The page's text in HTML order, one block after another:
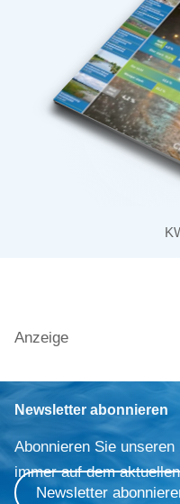
Anzeige
Newsletter abonnieren
Abonnieren Sie
immer auf dem
Newsletter